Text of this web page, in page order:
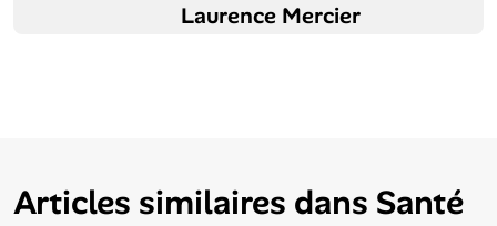
Laurence Mercier
Articles similaires dans Santé